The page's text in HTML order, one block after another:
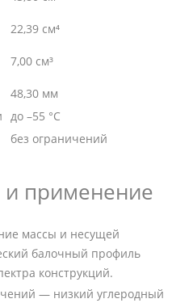
22,39 см⁴
7,00 см³
48,30 мм
до –55 °C
без ограничений
применение
массы и несущей
балочный профиль
конструкций.
— низкий углеродный